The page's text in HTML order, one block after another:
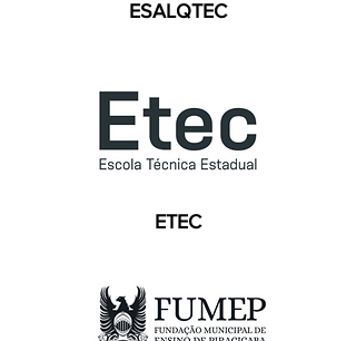
ESALQTEC
ETEC